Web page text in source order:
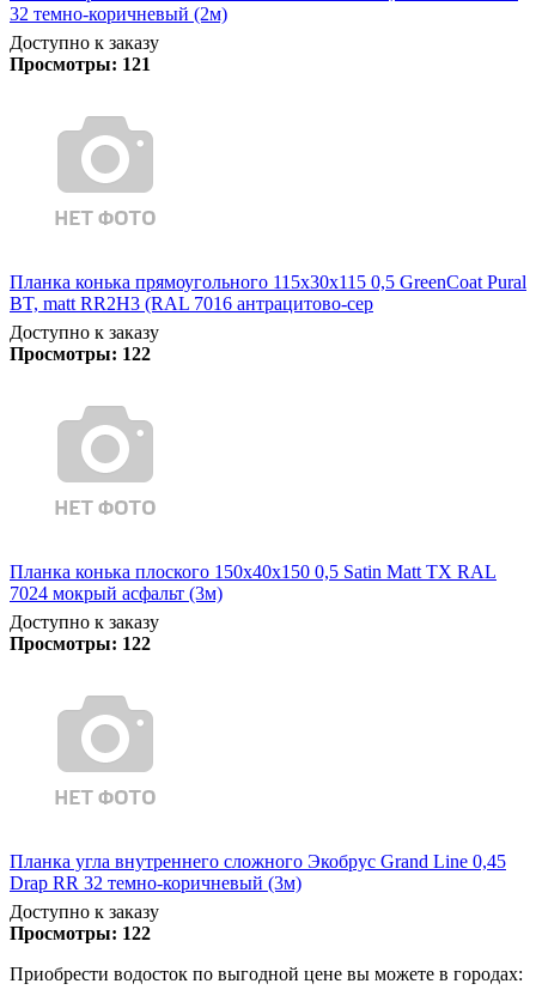
32 темно-коричневый (2м)
Доступно к заказу
Просмотры: 121
Планка конька прямоугольного 115х30х115 0,5 GreenCoat Pural
BT, matt RR2Н3 (RAL 7016 антрацитово-сер
Доступно к заказу
Просмотры: 122
Планка конька плоского 150х40х150 0,5 Satin Matt TX RAL
7024 мокрый асфальт (3м)
Доступно к заказу
Просмотры: 122
Планка угла внутреннего сложного Экобрус Grand Line 0,45
Drap RR 32 темно-коричневый (3м)
Доступно к заказу
Просмотры: 122
Приобрести водосток по выгодной цене вы можете в городах: